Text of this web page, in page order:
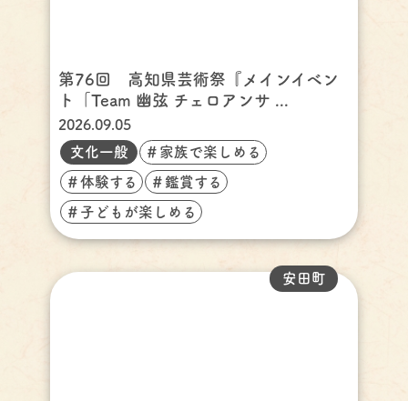
第76回 高知県芸術祭『メインイベン
ト「Team 幽弦 チェロアンサ ...
2026.09.05
文化一般
＃家族で楽しめる
＃体験する ＃鑑賞する
＃子どもが楽しめる
安田町